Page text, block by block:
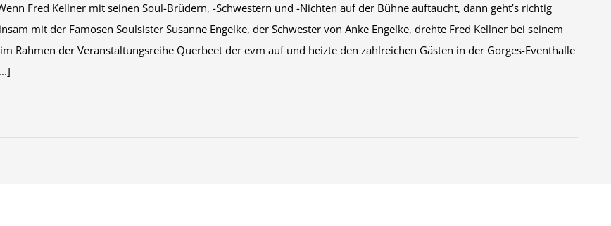
Fred Kellner mit seinen Soul-Brüdern, -Schwestern und -Nichten auf der Bühne auftaucht, dann geht’s richtig
mit der Famosen Soulsister Susanne Engelke, der Schwester von Anke Engelke, drehte Fred Kellner bei seinem
Rahmen der Veranstaltungsreihe Querbeet der evm auf und heizte den zahlreichen Gästen in der Gorges-Eventhalle